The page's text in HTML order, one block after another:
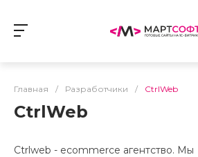
Главная / Разработчики / CtrlWeb
CtrlWeb
Ctrlweb - ecommerce агентство. Мы